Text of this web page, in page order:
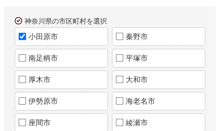
神奈川県の市区町村を選択
小田原市 秦野市
南足柄市 平塚市
厚木市 大和市
伊勢原市 海老名市
座間市 綾瀬市